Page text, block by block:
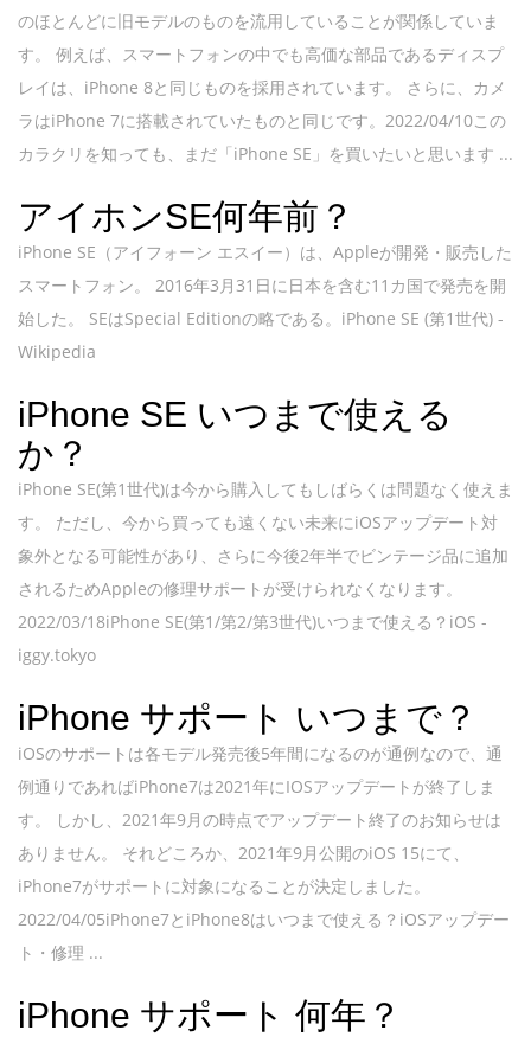
のほとんどに旧モデルのものを流用していることが関係していま
す。 例えば、スマートフォンの中でも高価な部品であるディスプ
レイは、iPhone 8と同じものを採用されています。 さらに、カメ
ラはiPhone 7に搭載されていたものと同じです。2022/04/10この
カラクリを知っても、まだ「iPhone SE」を買いたいと思います ...
アイホンSE何年前？
iPhone SE（アイフォーン エスイー）は、Appleが開発・販売した
スマートフォン。 2016年3月31日に日本を含む11カ国で発売を開
始した。 SEはSpecial Editionの略である。iPhone SE (第1世代) -
Wikipedia
iPhone SE いつまで使える
か？
iPhone SE(第1世代)は今から購入してもしばらくは問題なく使えま
す。 ただし、今から買っても遠くない未来にiOSアップデート対
象外となる可能性があり、さらに今後2年半でビンテージ品に追加
されるためAppleの修理サポートが受けられなくなります。
2022/03/18iPhone SE(第1/第2/第3世代)いつまで使える？iOS -
iggy.tokyo
iPhone サポート いつまで？
iOSのサポートは各モデル発売後5年間になるのが通例なので、通
例通りであればiPhone7は2021年にIOSアップデートが終了しま
す。 しかし、2021年9月の時点でアップデート終了のお知らせは
ありません。 それどころか、2021年9月公開のiOS 15にて、
iPhone7がサポートに対象になることが決定しました。
2022/04/05iPhone7とiPhone8はいつまで使える？iOSアップデー
ト・修理 ...
iPhone サポート 何年？